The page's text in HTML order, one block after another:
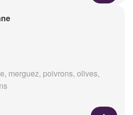
merguez, poivrons, olives,